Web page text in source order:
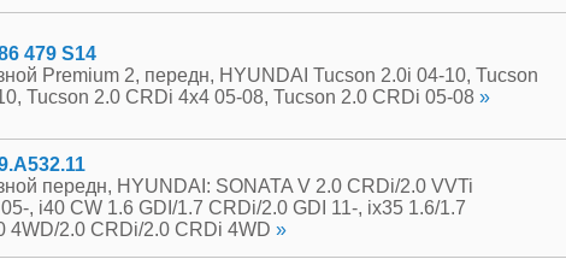
479 S14
Premium 2, передн, HYUNDAI Tucson 2.0i 04-10, Tucson
Tucson 2.0 CRDi 4x4 05-08, Tucson 2.0 CRDi 05-08 »
передн, HYUNDAI: SONATA V 2.0 CRDi/2.0 VVTi
, i40 CW 1.6 GDI/1.7 CRDi/2.0 GDI 11-, ix35 1.6/1.7
4WD/2.0 CRDi/2.0 CRDi 4WD »